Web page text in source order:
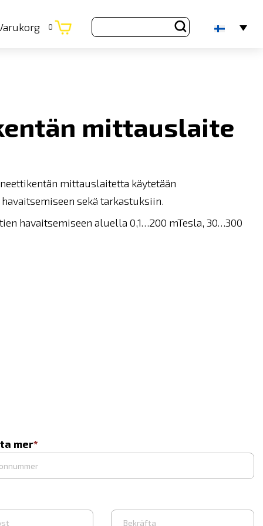
0
mittauslaite
mittauslaitetta käytetään
sekä tarkastuksiin.
havaitsemiseen aluella 0,1…200 mTesla, 30…300
mer